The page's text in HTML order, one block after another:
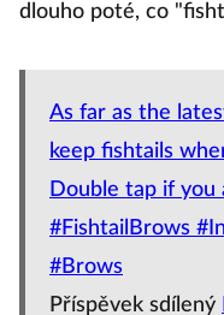
dlouho poté, co
As far as the
keep fishtails
Double tap if you
#FishtailBrows
#Brows
Příspěvek sdílený